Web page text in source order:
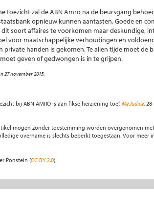
toezicht zal de ABN Amro na de beursgang
opnieuw kunnen aantasten. Goede en
soort affaires te voorkomen maar deskundige,
voor maatschappelijke verhoudingen en
private handen is gekomen. Te allen tijde moet de
geven of gedwongen is in te grijpen.
27 november 2015.
bij ABN AMRO is aan fikse herziening toe”, Me Judice,
mogen zonder toestemming worden overgenomen
overname is slechts beperkt toegestaan. Voor meer
Ponstein (CC BY 2.0)